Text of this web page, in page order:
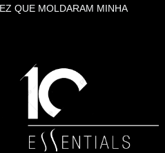
QUE MOLDARAM MINHA